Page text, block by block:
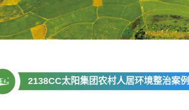
2138CC太阳集团农村人居环境整治案例